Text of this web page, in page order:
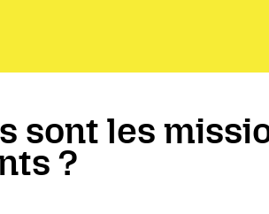
sont les
?